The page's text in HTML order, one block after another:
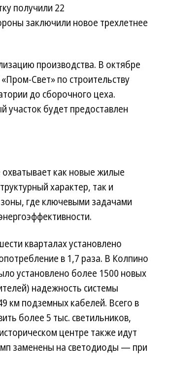
получили 22
заключили новое трехлетнее
производства. В октябре
Свет» по строительству
до сборочного цеха.
участок будет предоставлен
как новые жилые
характер, так и
где ключевыми задачами
кварталах установлено
в 1,7 раза. В Колпино
установлено более 1500 новых
надежность системы
км подземных кабелей. Всего в
более 5 тыс. светильников,
центре также идут
заменены на светодиоды — при